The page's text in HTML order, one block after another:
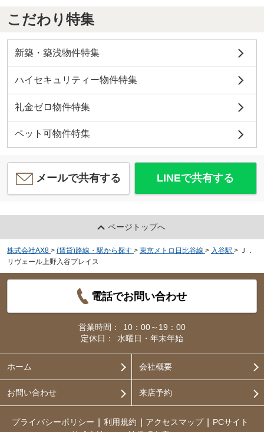
こだわり特集
新築・築浅物件特集
ハイセキュリティー物件特集
礼金ゼロ物件特集
ペット可物件特集
メールで共有する LINEで共有する
ページトップへ
株式会社AX8 > (賃貸)路線・駅から探す > 東京メトロ日比谷線 > 入谷駅 > Ｊ．
リヴェール上野入谷プレイス
電話でお問い合わせ
営業時間：
10：00～19：00
定休日：
水曜日・年末年始
ホーム 会社概要
お問い合わせ 来店予約
プライバシーポリシー 利用規約 アクセスマップ
PCサイト